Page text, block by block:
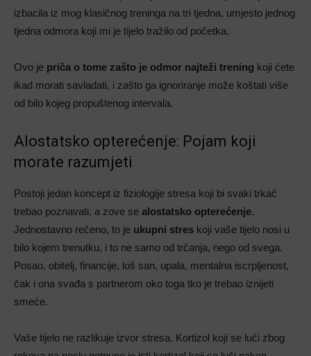
izbacila iz mog klasičnog treninga na tri tjedna, umjesto jednog
tjedna odmora koji mi je tijelo tražilo od početka.
Ovo je priča o tome zašto je odmor najteži trening koji ćete
ikad morati savladati, i zašto ga ignoriranje može koštati više
od bilo kojeg propuštenog intervala.
Alostatsko opterećenje: Pojam koji
morate razumjeti
Postoji jedan koncept iz fiziologije stresa koji bi svaki trkač
trebao poznavati, a zove se alostatsko opterećenje.
Jednostavno rečeno, to je ukupni stres koji vaše tijelo nosi u
bilo kojem trenutku, i to ne samo od trčanja, nego od svega.
Posao, obitelj, financije, loš san, upala, mentalna iscrpljenost,
čak i ona svađa s partnerom oko toga tko je trebao iznijeti
smeće.
Vaše tijelo ne razlikuje izvor stresa. Kortizol koji se luči zbog